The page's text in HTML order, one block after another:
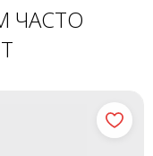
ЧАСТО